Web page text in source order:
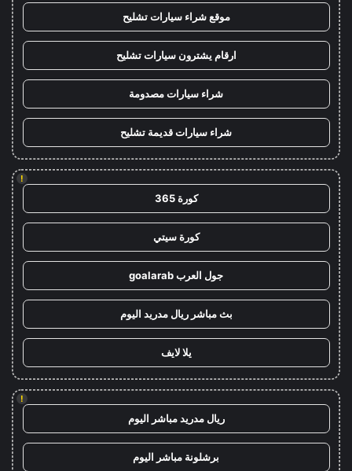
موقع شراء سيارات تشليح
ارقام يشترون سيارات تشليح
شراء سيارات مصدومة
شراء سيارات قديمة تشليح
!
كورة 365
كورة سيتي
جول العرب goalarab
بث مباشر ريال مدريد اليوم
يلا لايف
!
ريال مدريد مباشر اليوم
برشلونة مباشر اليوم